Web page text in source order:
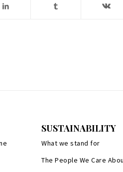
SUSTAINABILITY
What we stand for
The People We Care